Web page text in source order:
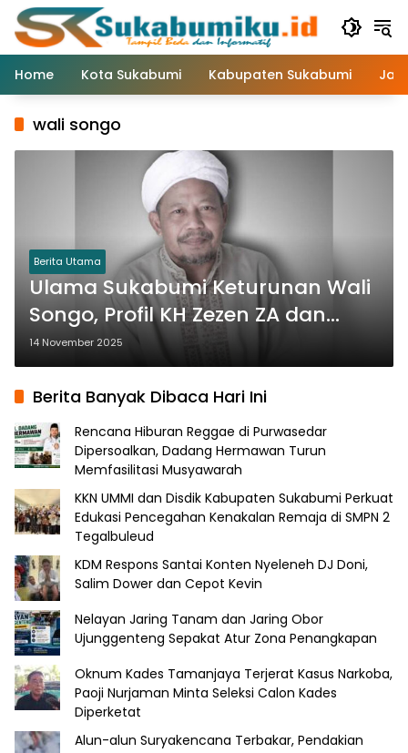
Langsung
konten
Home
Kota Sukabumi Kabupaten Sukabumi
wali songo
Berita Utama
Ulama Sukabumi Keturunan Wali
Songo, Profil KH Zezen ZA dan
Wasiatnya Untuk Umat
14 November 2025
Berita Banyak Dibaca Hari Ini
Rencana Hiburan Reggae di Purwasedar
Dipersoalkan, Dadang Hermawan Turun
Memfasilitasi Musyawarah
KKN UMMI dan Disdik Kabupaten Sukabumi Perkuat
Edukasi Pencegahan Kenakalan Remaja di SMPN 2
Tegalbuleud
KDM Respons Santai Konten Nyeleneh DJ Doni,
Salim Dower dan Cepot Kevin
Nelayan Jaring Tanam dan Jaring Obor
Ujunggenteng Sepakat Atur Zona Penangkapan
Oknum Kades Tamanjaya Terjerat Kasus Narkoba,
Paoji Nurjaman Minta Seleksi Calon Kades
Diperketat
Alun-alun Suryakencana Terbakar, Pendakian